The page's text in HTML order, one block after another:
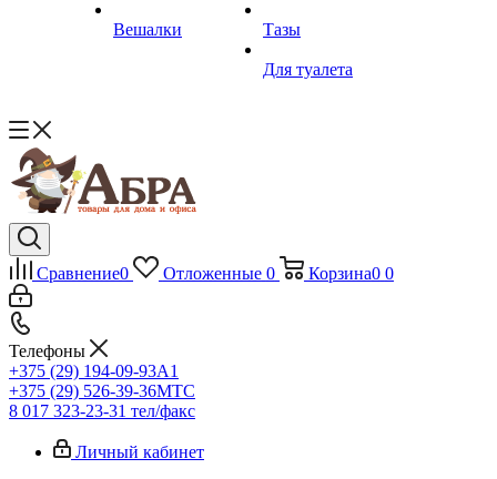
Вешалки Тазы
Для туалета
Сравнение0 Отложенные 0 Корзина0 0
Телефоны
+375 (29) 194-09-93A1
+375 (29) 526-39-36МТС
8 017 323-23-31 тел/факс
Личный кабинет